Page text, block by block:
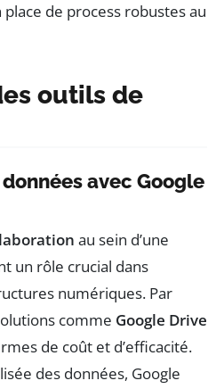
de process robustes au
outils de
avec Google
au sein d’une
un rôle crucial dans
numériques. Par
comme Google Drive
de coût et d’efficacité.
des données, Google